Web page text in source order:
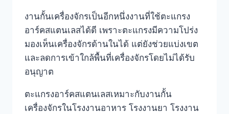
งานกั้นเครื่องจักรเป็นอีกหนึ่งงานที่ใช้ตะแกรง
อาร์คสแตนเลสได้ดี เพราะตะแกรงมีความโปร่ง
มองเห็นเครื่องจักรด้านในได้ แต่ยังช่วยแบ่งเขต
และลดการเข้าใกล้พื้นที่เครื่องจักรโดยไม่ได้รับ
อนุญาต
ตะแกรงอาร์คสแตนเลสเหมาะกับงานกั้น
เครื่องจักรในโรงงานอาหาร โรงงานยา โรงงาน